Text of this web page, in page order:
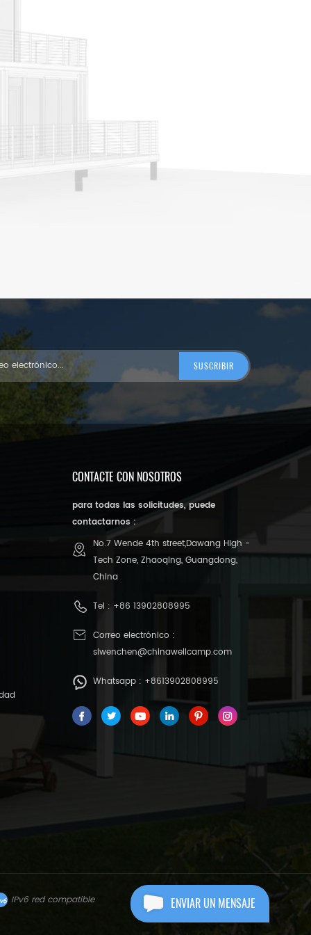
CONTACTE CON NOSOTROS
para todas las solicitudes, puede
contactarnos :
No.7 Wende 4th street,Dawang High -
Tech Zone, Zhaoqing, Guangdong,
China
Tel : +86 13902808995
Correo electrónico :
siwenchen@chinawellcamp.com
Whatsapp : +8613902808995
IPv6 red compatible ENVIAR UN MENSAJE